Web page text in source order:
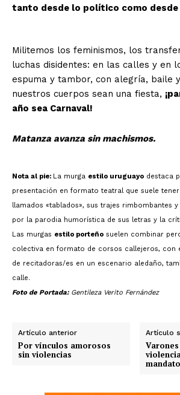
tanto desde lo político como
Militemos los feminismos, los
luchas disidentes: en las calles y en
espuma y tambor, con alegría, baile
nuestros cuerpos sean una fiesta,
año sea Carnaval!
Matanza avanza sin machismos.
Nota al pie: La murga estilo uruguayo destaca
presentación en formato teatral que suele
llamados «tablados», sus trajes rimbombantes
por la parodia humorística de sus letras y la
Las murgas estilo porteño suelen combinar
colectiva en formato de corsos callejeros, con
de recitadoras/es en un escenario aledaño,
calle.
Foto de Portada:Gentileza Verito Fernández
Artículo anterior
Por vínculos amorosos
sin violencias
Artículo